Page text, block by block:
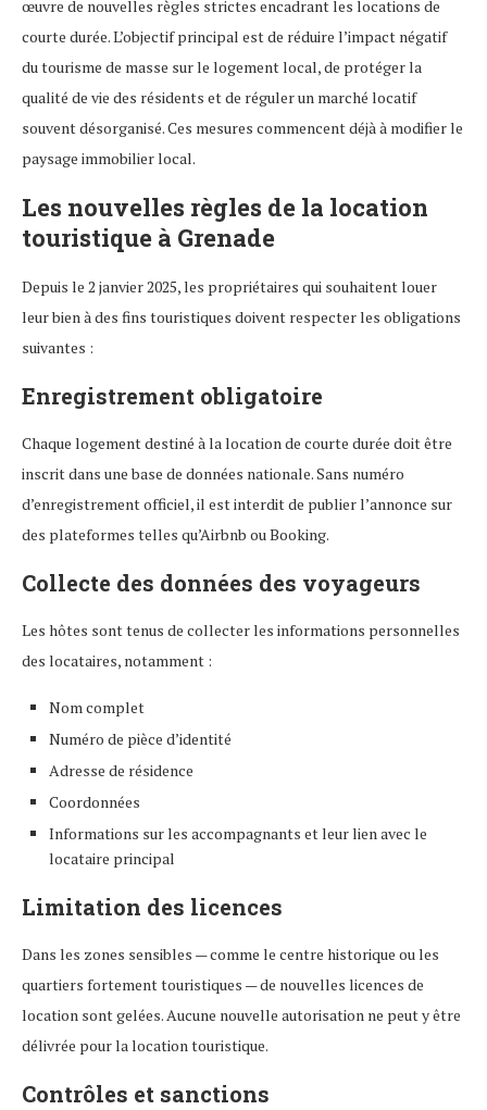
œuvre de nouvelles règles strictes encadrant les locations de
courte durée. L’objectif principal est de réduire l’impact négatif
du tourisme de masse sur le logement local, de protéger la
qualité de vie des résidents et de réguler un marché locatif
souvent désorganisé. Ces mesures commencent déjà à modifier le
paysage immobilier local.
Les nouvelles règles de la location
touristique à Grenade
Depuis le 2 janvier 2025, les propriétaires qui souhaitent louer
leur bien à des fins touristiques doivent respecter les obligations
suivantes :
Enregistrement obligatoire
Chaque logement destiné à la location de courte durée doit être
inscrit dans une base de données nationale. Sans numéro
d’enregistrement officiel, il est interdit de publier l’annonce sur
des plateformes telles qu’Airbnb ou Booking.
Collecte des données des voyageurs
Les hôtes sont tenus de collecter les informations personnelles
des locataires, notamment :
Nom complet
Numéro de pièce d’identité
Adresse de résidence
Coordonnées
Informations sur les accompagnants et leur lien avec le
locataire principal
Limitation des licences
Dans les zones sensibles — comme le centre historique ou les
quartiers fortement touristiques — de nouvelles licences de
location sont gelées. Aucune nouvelle autorisation ne peut y être
délivrée pour la location touristique.
Contrôles et sanctions